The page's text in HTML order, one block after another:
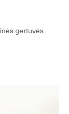
gertuvės